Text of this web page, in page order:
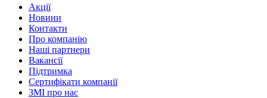
Акції
Новини
Контакти
Про компанію
Наші партнери
Вакансії
Підтримка
Сертифікати компанії
ЗМІ про нас